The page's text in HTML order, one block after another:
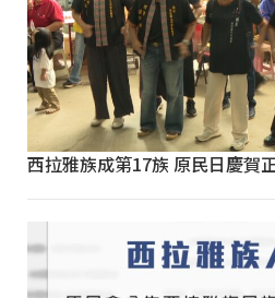
西拉雅族成第17族 原民日慶賀